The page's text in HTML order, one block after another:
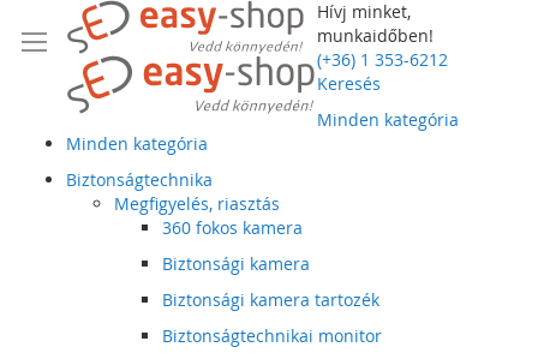
Hívj minket,
munkaidőben!
(+36) 1 353-6212
Keresés
Minden kategória
Minden kategória
Biztonságtechnika
Megfigyelés, riasztás
360 fokos kamera
Biztonsági kamera
Biztonsági kamera tartozék
Biztonságtechnikai monitor